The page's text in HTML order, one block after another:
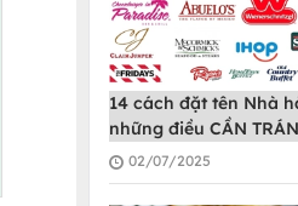
14 cách đặt tên Nhà
những điều CẦN
02/07/2025